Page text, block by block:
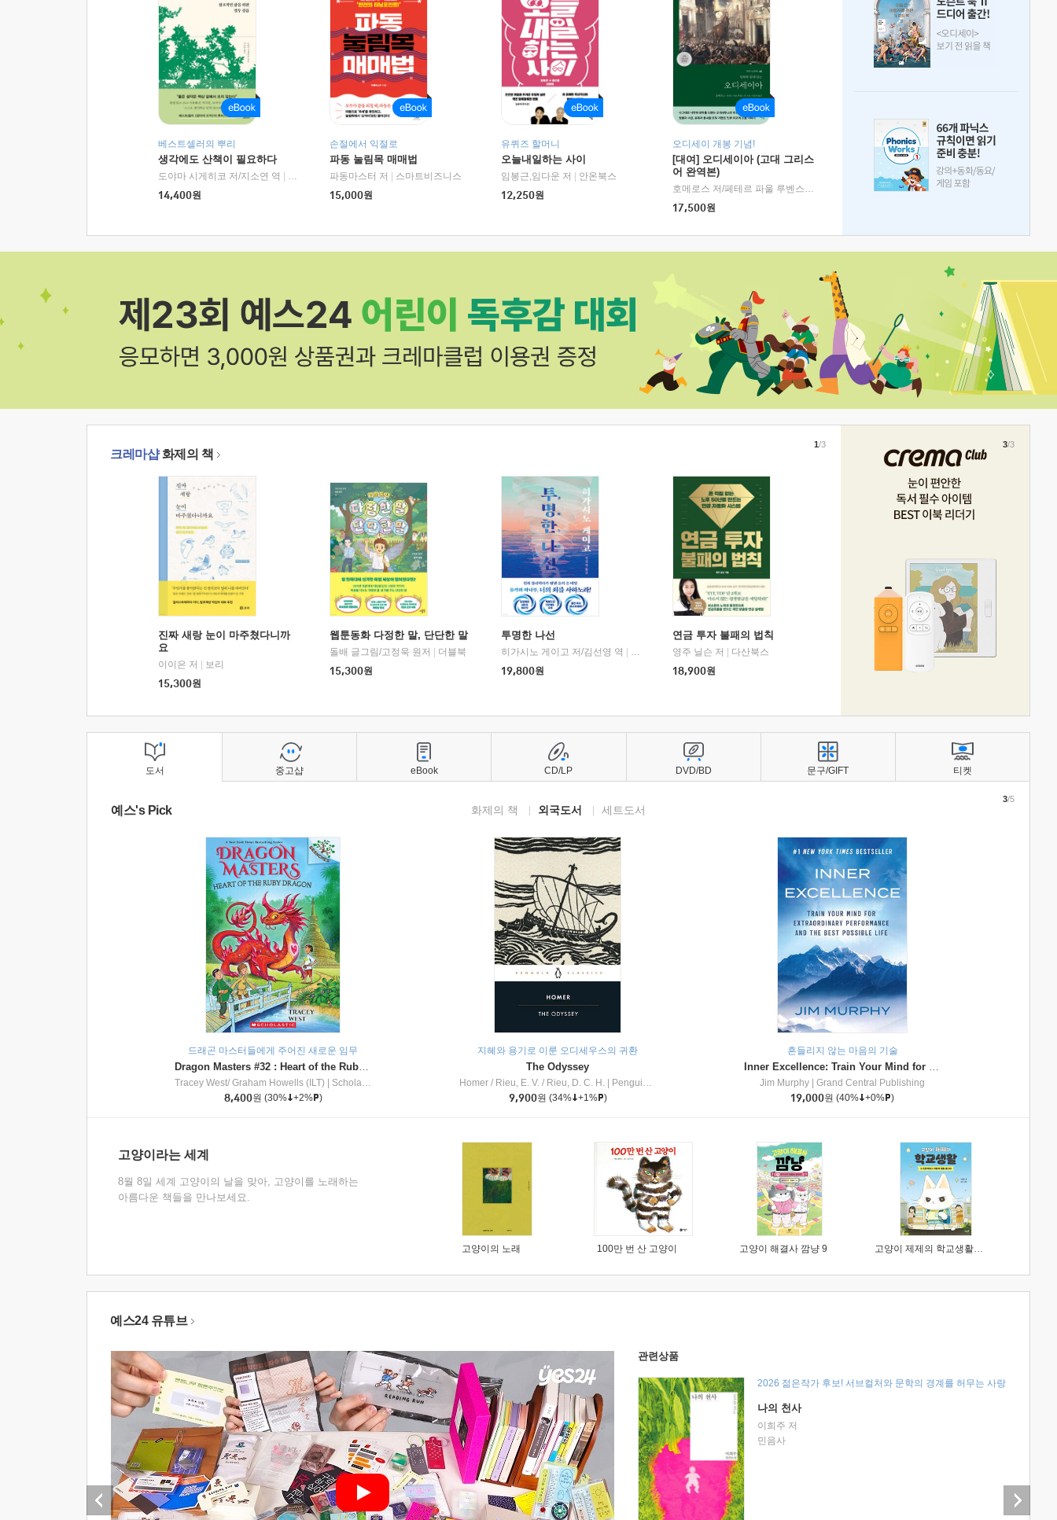
베스트셀러의 뿌리
생각에도 산책이 필요하다
도야마 시게히코 저/지소연 역
알에이치코리아(RHK)
14,400원
손절에서 익절로
파동 눌림목 매매법
파동마스터 저
스마트비즈니스
15,000원
유퀴즈 할머니
오늘내일하는 사이
임봉근,임다운 저
안온북스
12,250원
오디세이 개봉 기념!
[대여] 오디세이아 (고대 그리스
어 완역본)
호메로스 저/페테르 파울 루벤스 그림/박문재 역
현대지성
17,500원
크레마샵화제의 책
진짜 새랑 눈이 마주쳤다니까
요
이이은 저
보리
15,300원
웹툰동화 다정한 말, 단단한 말
돌배 글그림/고정욱 원저
더블북
15,300원
투명한 나선
히가시노 게이고 저/김선영 역
북다
19,800원
연금 투자 불패의 법칙
영주 닐슨 저
다산북스
18,900원
1/3 3/3
도서
예스's Pick 화제의 책 외국도서 세트도서
드래곤 마스터들에게 주어진 새로운 임무
Dragon Masters #32 : Heart of the Ruby Dragon (A Branches Book)
Tracey West/ Graham Howells (ILT)
Scholastic Inc
8,400원 (30% +2% )
지혜와 용기로 이룬 오디세우스의 귀환
The Odyssey
Homer / Rieu, E. V. / Rieu, D. C. H.
Penguin Group
9,900원 (34% +1% )
흔들리지 않는 마음의 기술
Inner Excellence: Train Your Mind for Extraordinary Performance and the Best Possible Life
Jim Murphy
Grand Central Publishing
19,000원 (40% +0% )
3/5
고양이라는 세계
8월 8일 세계 고양이의 날을 맞아, 고양이를 노래하는
아름다운 책들을 만나보세요.
고양이의 노래 100만 번 산 고양이 고양이 해결사 깜냥 9 고양이 제제의 학교생활 1 : 초등학생이 이렇게 힘들 줄이야
중고샵 eBook CD/LP DVD/BD 문구/GIFT 티켓
예스24 유튜브
관련상품
2026 젊은작가 후보! 서브컬처와 문학의 경계를 허무는 사랑
나의 천사
이희주 저
민음사